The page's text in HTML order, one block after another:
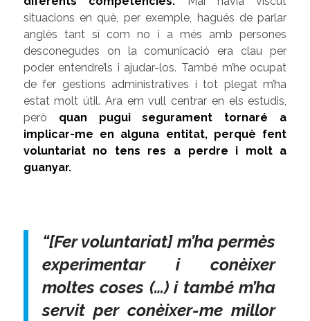
situacions en què, per exemple, hagués de parlar
anglès tant sí com no i a més amb persones
desconegudes on la comunicació era clau per
poder entendre’ls i ajudar-los. També m’he ocupat
de fer gestions administratives i tot plegat m’ha
estat molt útil. Ara em vull centrar en els estudis,
però quan pugui segurament tornaré a
implicar-me en alguna entitat, perquè fent
voluntariat no tens res a perdre i molt a
guanyar.
“[Fer voluntariat] m’ha permès
experimentar i conèixer
moltes coses (…) i també m’ha
servit per conèixer-me millor